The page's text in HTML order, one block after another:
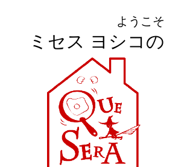
ようこそ
ミセス ヨシコの